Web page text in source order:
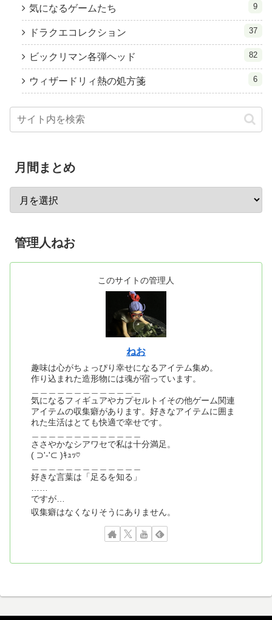
気になるゲームたち 9
ドラクエコレクション 37
ビックリマン各弾ヘッド 82
ウィザードリィ熱の処方箋 6
月間まとめ
管理人ねお
このサイトの管理人
ねお
趣味は心がちょっぴり幸せになるアイテム集め。
作り込まれた造形物には魂が宿っています。
気になるフィギュアやカプセルトイその他ゲーム関連
アイテムの収集癖があります。好きなアイテムに囲ま
れた生活はとても快適で幸せです。
ささやかなシアワセで私は十分満足。
( ⊃'-'⊂ )ｷｭｯ♡
好きな言葉は「足るを知る」
ですが…
収集癖はなくなりそうにありません。